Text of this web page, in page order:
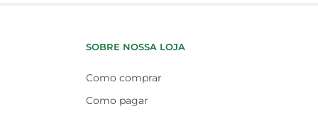
SOBRE NOSSA LOJA
Como comprar
Como pagar